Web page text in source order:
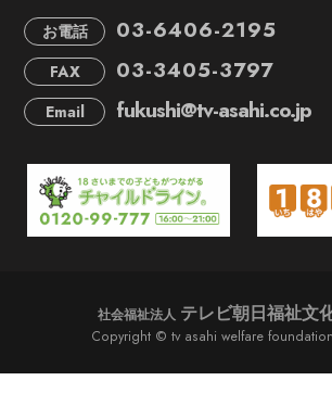
お電話 03-6406-2195
FAX 03-3405-3797
Email fukushi@tv-asahi.co.jp
社会福祉法人 テレビ朝日福祉文
Copyright © tv asahi welfare